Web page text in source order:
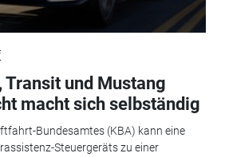
Transit und Mustang
macht sich selbständig
Bundesamtes (KBA) kann eine
Steuergeräts zu einer